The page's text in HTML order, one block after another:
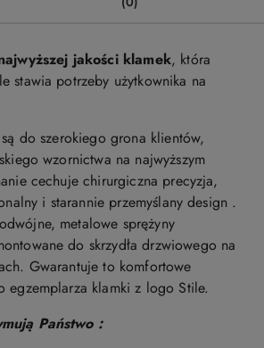
jakości klamek, która
stawia potrzeby użytkownika na
do szerokiego grona klientów,
wzornictwa na najwyższym
cechuje chirurgiczna precyzja,
i starannie przemyślany design .
metalowe sprężyny
do skrzydła drzwiowego na
Gwarantuje to komfortowe
egzemplarza klamki z logo Stile.
Państwo :